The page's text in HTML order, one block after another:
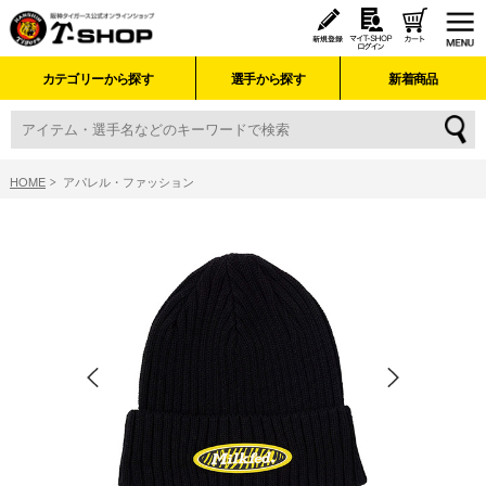
カテゴリーから探す 選手から探す 新着商品
HOME アパレル・ファッション